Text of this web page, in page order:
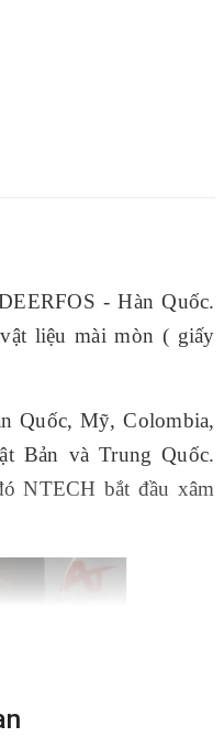
- Hàn Quốc.
liệu mài mòn ( giấy
Quốc, Mỹ, Colombia,
Bản và Trung Quốc.
NTECH bắt đầu xâm